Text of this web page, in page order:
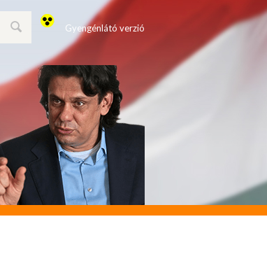
Gyengénlátó verzió